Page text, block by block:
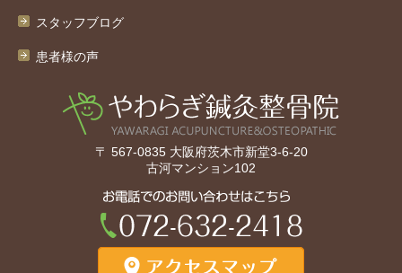
スタッフブログ
患者様の声
〒 567-0835 大阪府茨木市新堂3-6-20
古河マンション102